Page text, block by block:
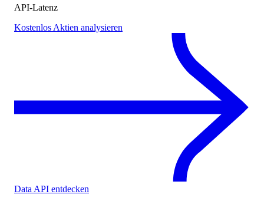
API-Latenz
Kostenlos Aktien analysieren
Data API entdecken